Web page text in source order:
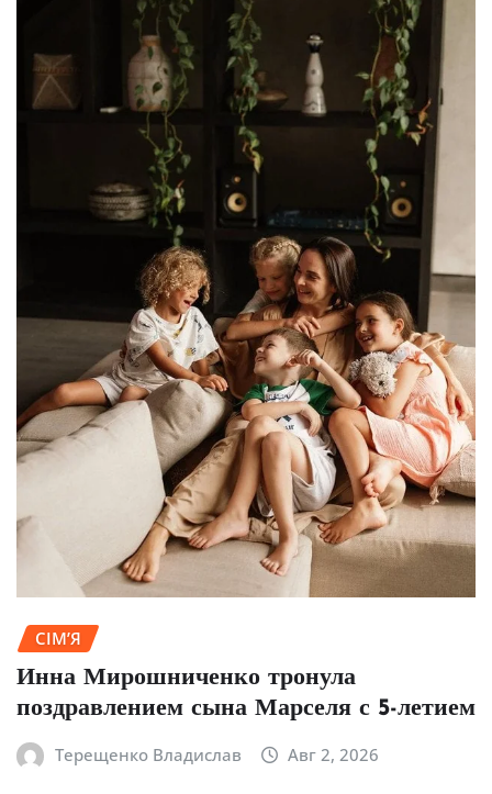
СІМ’Я
Инна Мирошниченко тронула
поздравлением сына Марселя с 5-летием
Терещенко Владислав Авг 2, 2026